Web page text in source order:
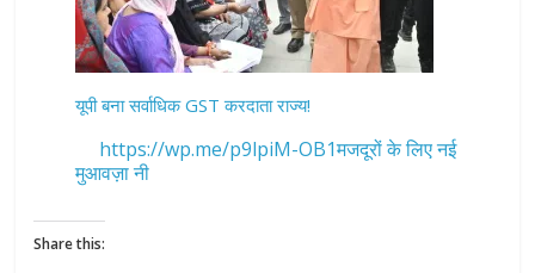
यूपी बना सर्वाधिक GST करदाता राज्य!
https://wp.me/p9lpiM-OB1मजदूरों के लिए नई
मुआवज़ा नी
Share this: